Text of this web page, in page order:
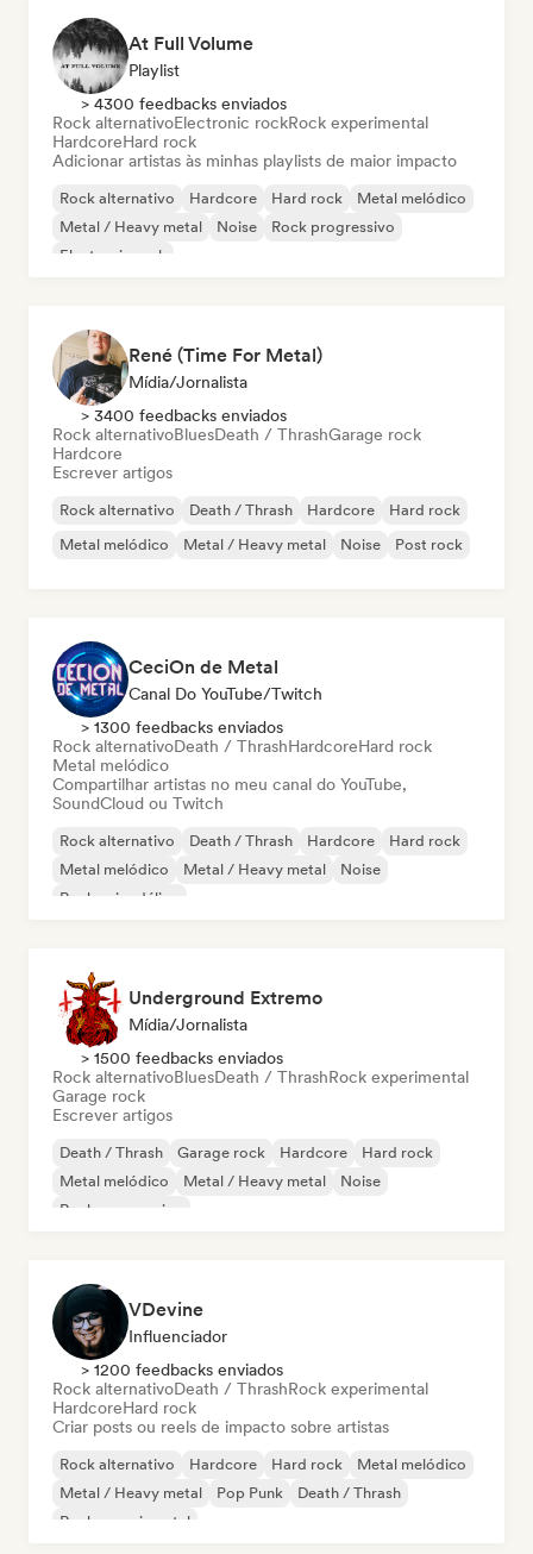
At Full Volume
Playlist
> 4300 feedbacks enviados
Rock alternativoElectronic rockRock experimental
HardcoreHard rock
Adicionar artistas às minhas playlists de maior impacto
Rock alternativo Hardcore Hard rock
Metal melódico
Metal / Heavy metal
Noise
Rock progressivo
Electronic rock
René (Time For Metal)
Mídia/Jornalista
> 3400 feedbacks enviados
Rock alternativoBluesDeath / ThrashGarage rock
Hardcore
Escrever artigos
Rock alternativo Death / Thrash Hardcore
Hard rock
Metal melódico
Metal / Heavy metal Noise Post rock
CeciOn de Metal
Canal Do YouTube/Twitch
> 1300 feedbacks enviados
Rock alternativoDeath / ThrashHardcoreHard rock
Metal melódico
Compartilhar artistas no meu canal do YouTube,
SoundCloud ou Twitch
Rock alternativo Death / Thrash Hardcore
Hard rock
Metal melódico
Metal / Heavy metal
Noise
Rock psicodélico
Underground Extremo
Mídia/Jornalista
> 1500 feedbacks enviados
Rock alternativoBluesDeath / ThrashRock experimental
Garage rock
Escrever artigos
Death / Thrash Garage rock Hardcore
Hard rock
Metal melódico
Metal / Heavy metal
Noise
Rock progressivo
VDevine
Influenciador
> 1200 feedbacks enviados
Rock alternativoDeath / ThrashRock experimental
HardcoreHard rock
Criar posts ou reels de impacto sobre artistas
Rock alternativo Hardcore Hard rock
Metal melódico
Metal / Heavy metal
Pop Punk
Death / Thrash
Rock experimental